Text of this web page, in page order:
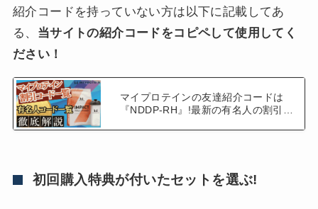
紹介コードを持っていない方は以下に記載してあ
る、 当サイトの紹介コードをコピペして使用してく
ださい！
マイプロテインの友達紹介コードは
『NDDP-RH』!最新の有名人の割引コ
初回購入特典が付いたセットを選ぶ!